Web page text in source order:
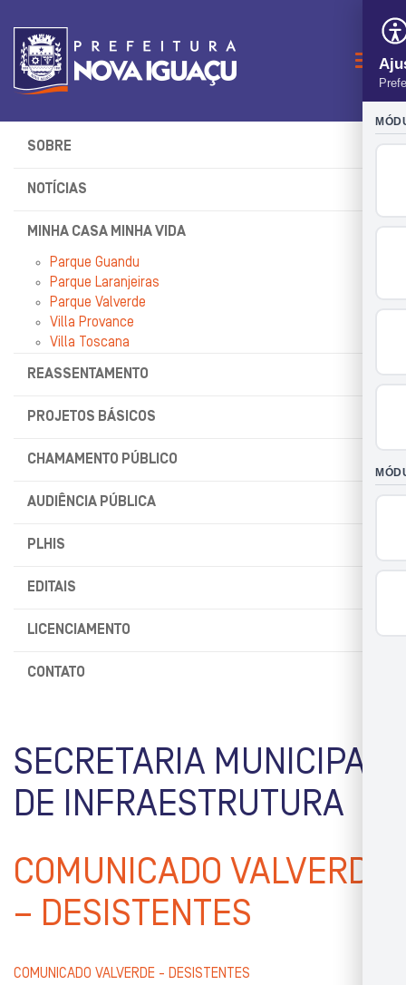
SOBRE
NOTÍCIAS
MINHA CASA MINHA VIDA
Parque Guandu
Parque Laranjeiras
Parque Valverde
Villa Provance
Villa Toscana
REASSENTAMENTO
PROJETOS BÁSICOS
CHAMAMENTO PÚBLICO
AUDIÊNCIA PÚBLICA
PLHIS
EDITAIS
LICENCIAMENTO
CONTATO
SECRETARIA MUNICIPAL
DE INFRAESTRUTURA
COMUNICADO VALVERDE
– DESISTENTES
COMUNICADO VALVERDE - DESISTENTES